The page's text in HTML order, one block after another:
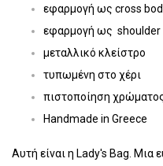
εφαρμογή ως cross
εφαρμογή ως shoulder
μεταλλικό κλείστρο
τυπωμένη στο χέρι
​πιστοποίηση
Handmade in Greece
Αυτή είναι η Lady's Bag. Μια